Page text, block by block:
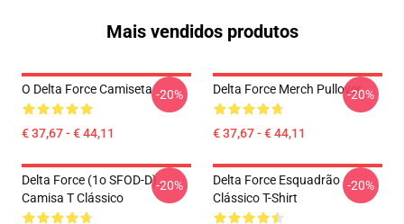
Mais vendidos produtos
O Delta Force Camiseta
€ 37,67 - € 44,11
-20% Delta Force Merch Pullover
€ 37,67 - € 44,11
-20%
Delta Force (1o SFOD-D)
Camisa T Clássico
-20%
Delta Force Esquadrão
Clássico T-Shirt
-20%